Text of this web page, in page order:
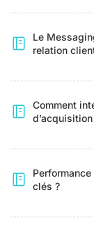
Le
relation
Comment
clés ?